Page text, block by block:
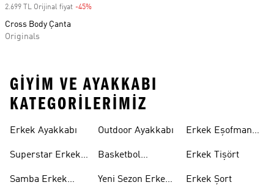
2.699 TL Orijinal fiyat -45%
Cross Body Çanta
Originals
GIYIM VE AYAKKABI
KATEGORILERIMIZ
Erkek Ayakkabı
Superstar Erkek
Samba Erkek
Outdoor Ayakkabı
Basketbol
Yeni Sezon Erkek
Erkek Eşofman
Erkek Tişört
Erkek Şort